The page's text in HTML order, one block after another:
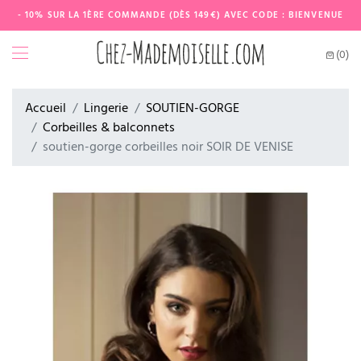
- 10% SUR LA 1ÈRE COMMANDE (DÈS 149€) AVEC CODE : BIENVENUE
(0)
Accueil Lingerie
SOUTIEN-GORGE
Corbeilles & balconnets
soutien-gorge corbeilles noir SOIR DE VENISE